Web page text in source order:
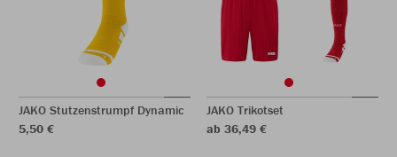
JAKO Stutzenstrumpf Dynamic
5,50 €
JAKO Trikotset
ab 36,49 €